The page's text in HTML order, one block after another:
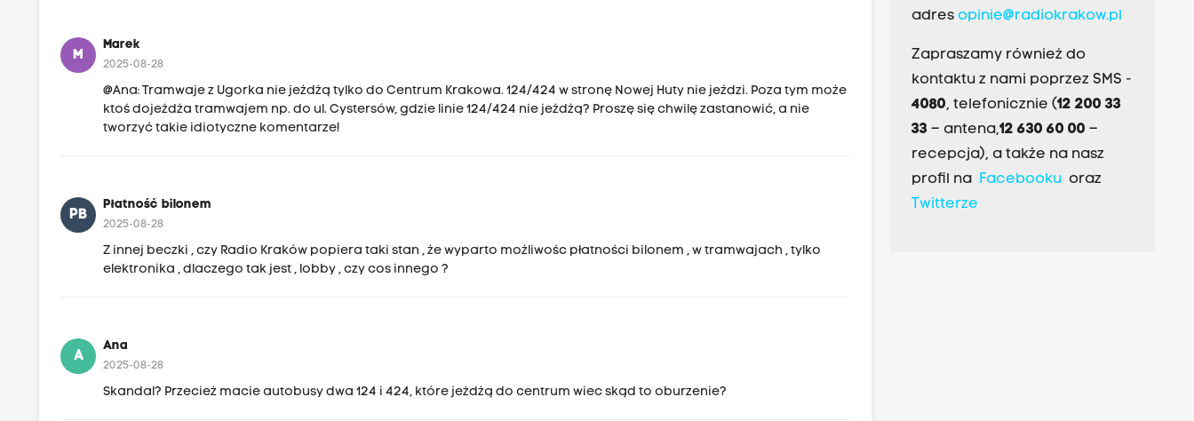
M
Marek
2025-08-28
@Ana: Tramwaje z Ugorka nie jeżdżą tylko do Centrum Krakowa. 124/424 w stronę Nowej Huty nie jeździ. Poza tym może
ktoś dojeżdża tramwajem np. do ul. Cystersów, gdzie linie 124/424 nie jeżdżą? Proszę się chwilę zastanowić, a nie
tworzyć takie idiotyczne komentarze!
PB
Płatność bilonem
2025-08-28
Z innej beczki , czy Radio Kraków popiera taki stan , że wyparto możliwośc płatności bilonem , w tramwajach , tylko
elektronika , dlaczego tak jest , lobby , czy cos innego ?
A
Ana
2025-08-28
Skandal? Przecież macie autobusy dwa 124 i 424, które jeżdżą do centrum wiec skąd to oburzenie?
adres opinie@radiokrakow.pl
Zapraszamy również do
kontaktu z nami poprzez SMS -
4080, telefonicznie (12 200 33
33– antena,12 630 60 00 –
recepcja), a także na nasz
profil na Facebookuoraz
Twitterze